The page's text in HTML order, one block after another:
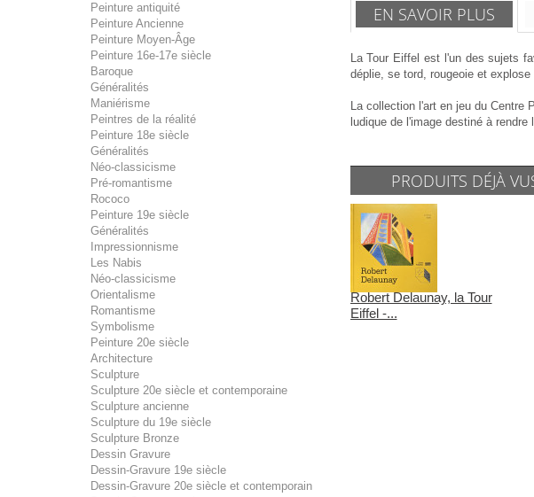
Peinture antiquité
Peinture Ancienne
Peinture Moyen-Âge
Peinture 16e-17e siècle
Baroque
Généralités
Maniérisme
Peintres de la réalité
Peinture 18e siècle
Généralités
Néo-classicisme
Pré-romantisme
Rococo
Peinture 19e siècle
Généralités
Impressionnisme
Les Nabis
Néo-classicisme
Orientalisme
Romantisme
Symbolisme
Peinture 20e siècle
Architecture
Sculpture
Sculpture 20e siècle et contemporaine
Sculpture ancienne
Sculpture du 19e siècle
Sculpture Bronze
Dessin Gravure
Dessin-Gravure 19e siècle
Dessin-Gravure 20e siècle et contemporain
EN SAVOIR PLUS
La Tour Eiffel est l'un des sujets
déplie, se tord, rougeoie et
La collection l'art en jeu du Centre
ludique de l'image destiné à
PRODUITS DÉJÀ
Robert Delaunay, la Tour
Eiffel -...